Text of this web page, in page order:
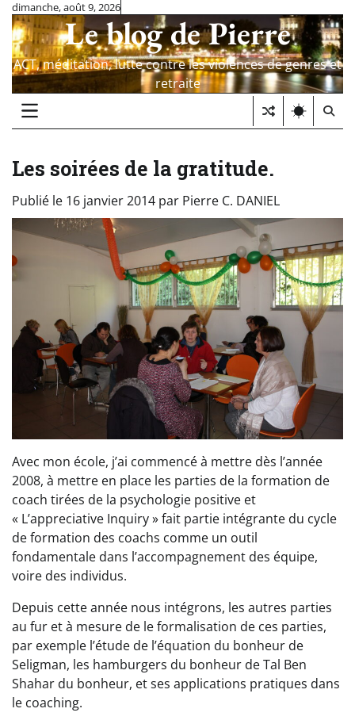
Skip
content
dimanche, août 9, 2026
Le blog de Pierre
ACT, méditation, lutte contre les violences de genres et
retraite
Les soirées de la gratitude.
Publié le 16 janvier 2014 par Pierre C. DANIEL
Avec mon école, j’ai commencé à mettre dès l’année
2008, à mettre en place les parties de la formation de
coach tirées de la psychologie positive et
« L’appreciative Inquiry » fait partie intégrante du cycle
de formation des coachs comme un outil
fondamentale dans l’accompagnement des équipe,
voire des individus.
Depuis cette année nous intégrons, les autres parties
au fur et à mesure de le formalisation de ces parties,
par exemple l’étude de l’équation du bonheur de
Seligman, les hamburgers du bonheur de Tal Ben
Shahar du bonheur, et ses applications pratiques dans
le coaching.